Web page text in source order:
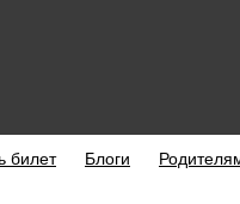
билет Блоги